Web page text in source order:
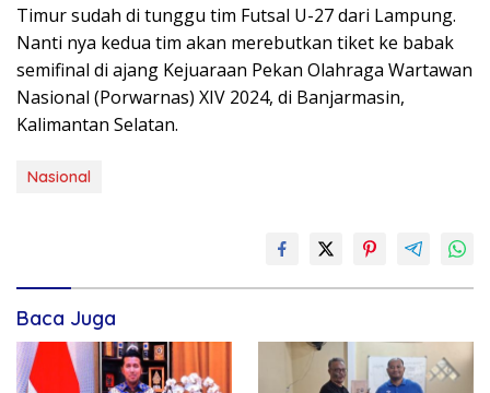
Timur sudah di tunggu tim Futsal U-27 dari Lampung.
Nanti nya kedua tim akan merebutkan tiket ke babak
semifinal di ajang Kejuaraan Pekan Olahraga Wartawan
Nasional (Porwarnas) XIV 2024, di Banjarmasin,
Kalimantan Selatan.
Nasional
Baca Juga